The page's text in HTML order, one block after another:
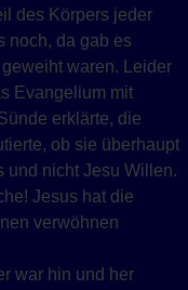
des Körpers jeder
noch, da gab es
waren. Leider
Evangelium mit
erklärte, die
ob sie überhaupt
und nicht Jesu Willen.
Jesus hat die
verwöhnen
war hin und her